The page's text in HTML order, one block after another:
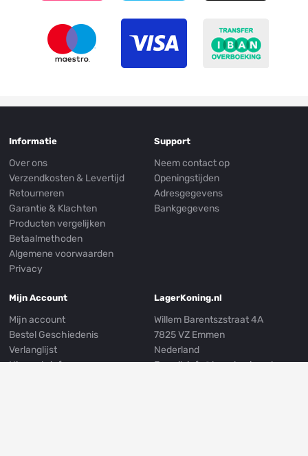
Informatie
Over ons
Verzendkosten & Levertijd
Retourneren
Garantie & Klachten
Producten vergelijken
Betaalmethoden
Algemene voorwaarden
Privacy
Support
Neem contact op
Openingstijden
Adresgegevens
Bankgegevens
Mijn Account
Mijn account
Bestel Geschiedenis
Verlanglijst
Nieuwsbrief
LagerKoning.nl
Willem Barentszstraat 4A
7825 VZ Emmen
Nederland
E-mail:info@lagerkoning.nl